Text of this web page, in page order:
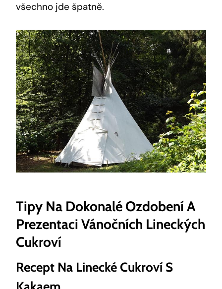
všechno jde špatně.
Tipy Na‍ Dokonalé‌ Ozdobení A
Prezentaci Vánočních Lineckých
​Cukroví
Recept ​na ⁣Linecké⁣ Cukroví ‌s